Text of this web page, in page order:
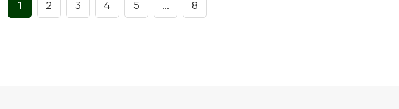
1 2 3 4 5 ... 8